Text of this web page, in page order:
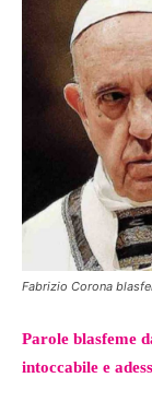
Fabrizio Corona
Parole blasfeme
intoccabile e